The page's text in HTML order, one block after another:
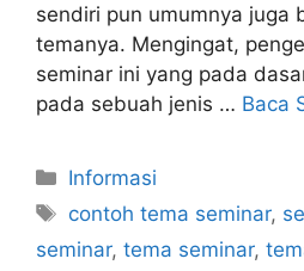
sendiri pun umumnya juga
temanya. Mengingat,
seminar ini yang pada
pada sebuah jenis … Baca
Kategori
Informasi
Tag
contoh tema seminar,
seminar, tema seminar,